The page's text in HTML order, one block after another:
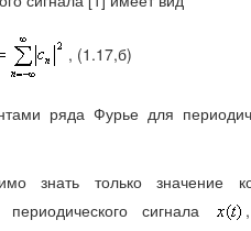
, (1.17,б)
ряда Фурье для
знать только значение
периодического сигнала